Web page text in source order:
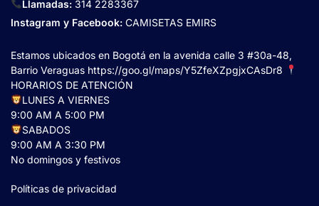
Llamadas:314 2283367
Instagram y Facebook: CAMISETAS EMIRS
Estamos ubicados en Bogotá en la avenida calle 3 #30a-48,
Barrio Veraguas https://goo.gl/maps/Y5ZfeXZpgjxCAsDr8
HORARIOS DE ATENCIÓN
LUNES A VIERNES
9:00 AM A 5:00 PM
SABADOS
9:00 AM A 3:30 PM
No domingos y festivos
Políticas de privacidad